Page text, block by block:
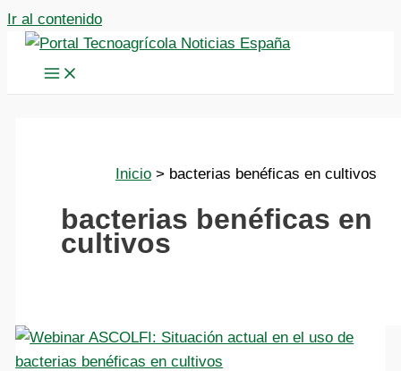
Ir al contenido
Inicio bacterias benéficas en cultivos
bacterias benéficas en
cultivos